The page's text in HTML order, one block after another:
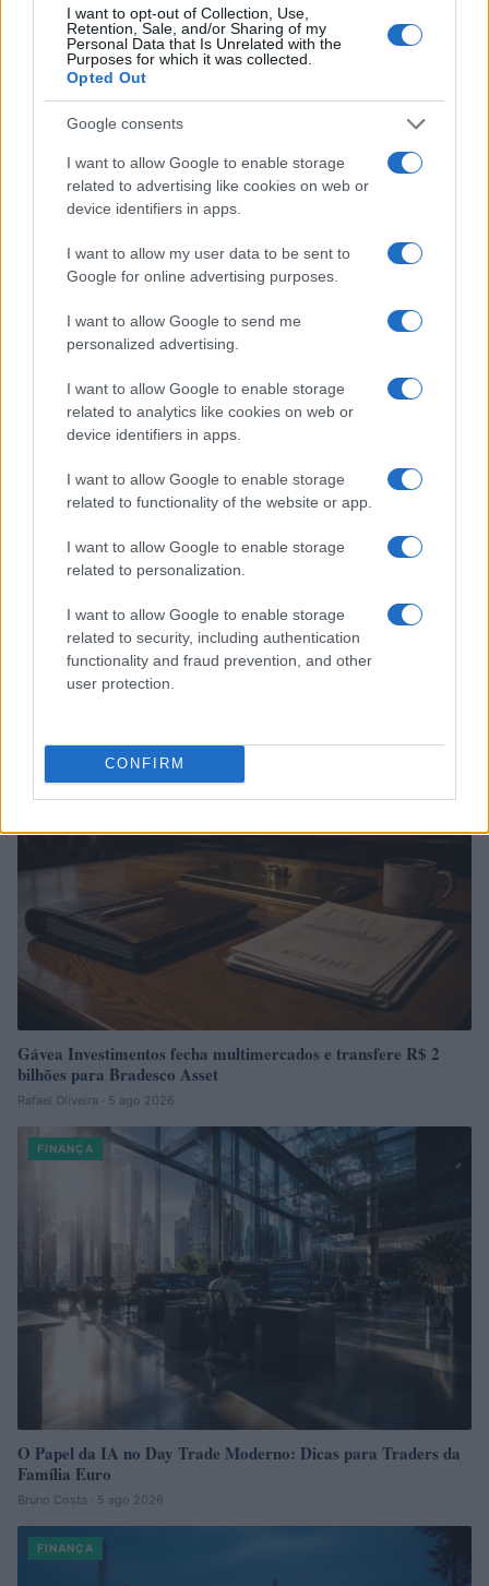
I want to opt-out of Collection, Use,
Retention, Sale, and/or Sharing of my
Personal Data that Is Unrelated with the
Purposes for which it was collected.
Opted Out
Google consents
I want to allow Google to enable storage
related to advertising like cookies on web or
device identifiers in apps.
I want to allow my user data to be sent to
Google for online advertising purposes.
I want to allow Google to send me
personalized advertising.
I want to allow Google to enable storage
related to analytics like cookies on web or
device identifiers in apps.
I want to allow Google to enable storage
related to functionality of the website or app.
I want to allow Google to enable storage
related to personalization.
I want to allow Google to enable storage
related to security, including authentication
functionality and fraud prevention, and other
user protection.
CONFIRM
vez em um relacionamento inter-racial.
AUTOR
Giorgia Stromeo
Continue lendo
FINANÇA
Gávea Investimentos fecha multimercados e transfere R$ 2
bilhões para Bradesco Asset
Rafael Oliveira · 5 ago 2026
FINANÇA
O Papel da IA no Day Trade Moderno: Dicas para Traders da
Família Euro
Bruno Costa · 5 ago 2026
FINANÇA